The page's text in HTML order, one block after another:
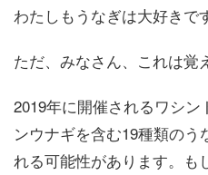
わたしもうなぎは大好きで
ただ、みなさん、これは覚
2019年に開催されるワシ
ンウナギを含む19種類のう
れる可能性があります。も